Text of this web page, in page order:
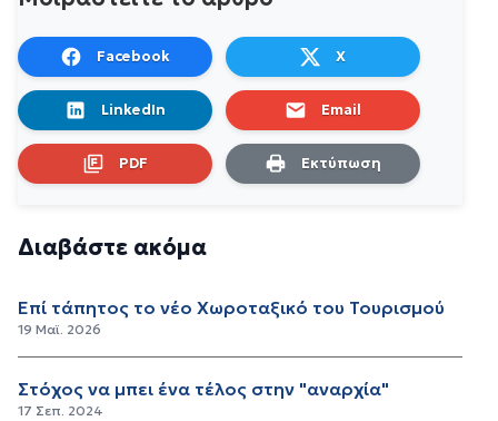
Facebook X
LinkedIn Email
PDF Εκτύπωση
Διαβάστε ακόμα
Επί τάπητος το νέο Χωροταξικό του Τουρισμού
19 Μαϊ. 2026
Στόχος να μπει ένα τέλος στην "αναρχία"
17 Σεπ. 2024